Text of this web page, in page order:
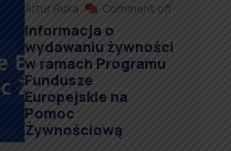
Artur Ruka Comment off
Informacja o
wydawaniu żywności
w ramach Programu
Fundusze
Europejskie na
Pomoc
Żywnościową